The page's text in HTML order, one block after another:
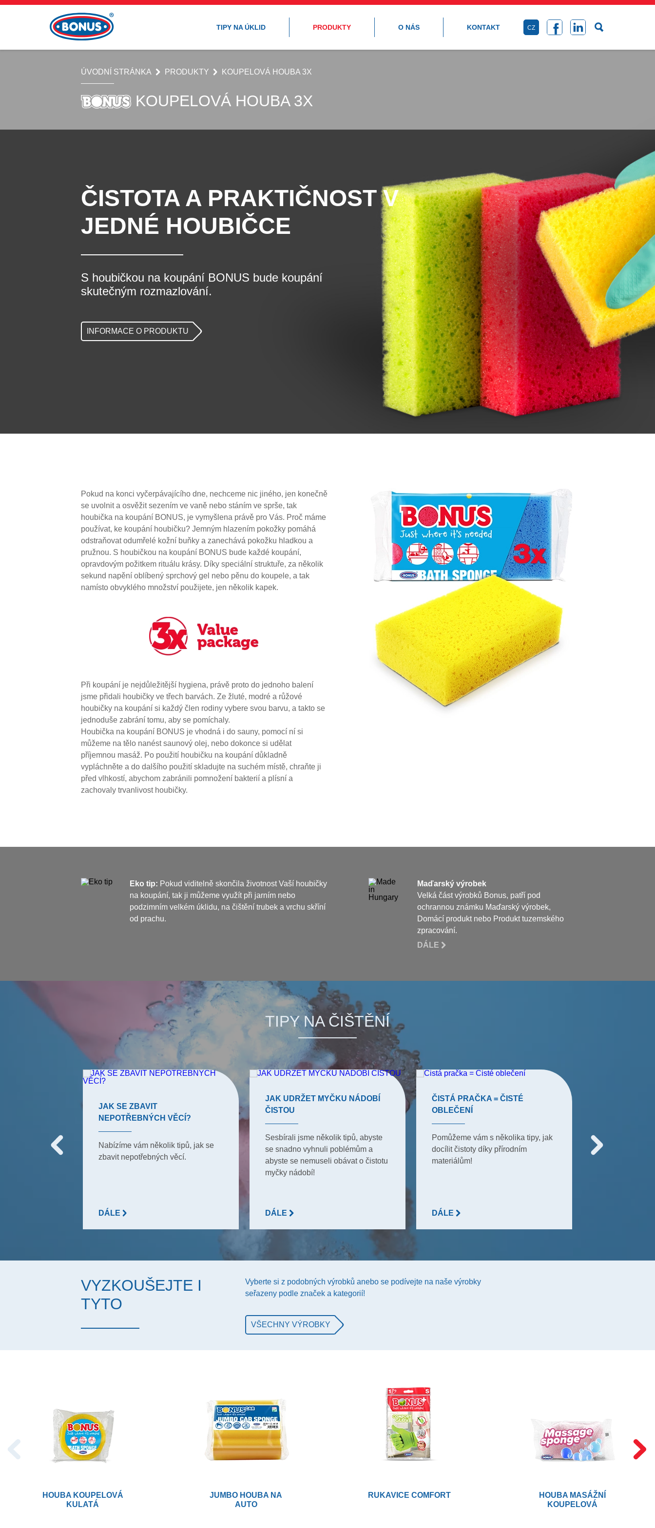
TIPY NA ÚKLID PRODUKTY O NÁS KONTAKT CZ
ÚVODNÍ STRÁNKA PRODUKTY KOUPELOVÁ HOUBA 3X
KOUPELOVÁ HOUBA 3X
ČISTOTA A PRAKTIČNOST V
JEDNÉ HOUBIČCE
S houbičkou na koupání BONUS bude koupání
skutečným rozmazlování.
INFORMACE O PRODUKTU
Pokud na konci vyčerpávajícího dne, nechceme nic jiného, jen konečně
se uvolnit a osvěžit sezením ve vaně nebo stáním ve sprše, tak
houbička na koupání BONUS, je vymyšlena právě pro Vás. Proč máme
používat, ke koupání houbičku? Jemným hlazením pokožky pomáhá
odstraňovat odumřelé kožní buňky a zanechává pokožku hladkou a
pružnou. S houbičkou na koupání BONUS bude každé koupání,
opravdovým požitkem rituálu krásy. Díky speciální struktuře, za několik
sekund napění oblíbený sprchový gel nebo pěnu do koupele, a tak
namísto obvyklého množství použijete, jen několik kapek.
Při koupání je nejdůležitější hygiena, právě proto do jednoho balení
jsme přidali houbičky ve třech barvách. Ze žluté, modré a růžové
houbičky na koupání si každý člen rodiny vybere svou barvu, a takto se
jednoduše zabrání tomu, aby se pomíchaly.
Houbička na koupání BONUS je vhodná i do sauny, pomocí ní si
můžeme na tělo nanést saunový olej, nebo dokonce si udělat
příjemnou masáž. Po použití houbičku na koupání důkladně
vypláchněte a do dalšího použití skladujte na suchém místě, chraňte ji
před vlhkostí, abychom zabránili pomnožení bakterií a plísní a
zachovaly trvanlivost houbičky.
Eko tip: Pokud viditelně skončila životnost Vaší houbičky
na koupání, tak ji můžeme využít při jarním nebo
podzimním velkém úklidu, na čištění trubek a vrchu skříní
od prachu.
Maďarský výrobek
Velká část výrobků Bonus, patří pod
ochrannou známku Maďarský výrobek,
Domácí produkt nebo Produkt tuzemského
zpracování.
DÁLE
TIPY NA ČIŠTĚNÍ
JAK SE ZBAVIT
NEPOTŘEBNÝCH VĚCÍ?
Nabízíme vám několik tipů, jak se
zbavit nepotřebných věcí.
DÁLE
JAK UDRŽET MYČKU NÁDOBÍ
ČISTOU
Sesbírali jsme několik tipů, abyste
se snadno vyhnuli poblémům a
abyste se nemuseli obávat o čistotu
myčky nádobí!
DÁLE
ČISTÁ PRAČKA = ČISTÉ
OBLEČENÍ
Pomůžeme vám s několika tipy, jak
docílit čistoty díky přírodním
materiálům!
DÁLE
pomocí kterého
VYZKOUŠEJTE I
TYTO
Vyberte si z podobných výrobků anebo se podívejte na naše výrobky
seřazeny podle značek a kategorií!
VŠECHNY VÝROBKY
HOUBA KOUPELOVÁ
KULATÁ
JUMBO HOUBA NA
AUTO
RUKAVICE COMFORT
HOUBA MASÁŽNÍ
KOUPELOVÁ